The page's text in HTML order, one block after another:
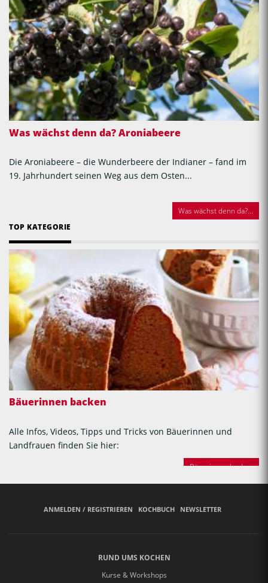
Was wächst denn da? Aroniabeere
Die Aroniabeere – die Wunderbeere der Indianer – fand im
19. Jahrhundert seinen Weg aus dem Osten...
Was wächst denn da?...
TOP KATEGORIE
Bäuerinnen backen
Alle Infos, Videos, Tipps und Tricks von Bäuerinnen und
Landfrauen finden Sie hier:
Bäuerinnen backen
ANMELDEN / REGISTRIEREN KOCHBUCH NEWSLETTER
RUND UMS KOCHEN
Kurse & Workshops